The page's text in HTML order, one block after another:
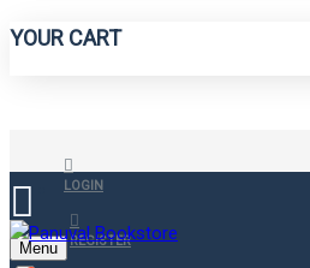
YOUR CART
LOGIN
REGISTER
Menu